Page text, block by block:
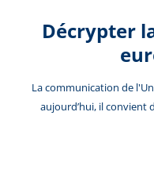
contenuDécrypter
La communication de
aujourd’hui, il convient